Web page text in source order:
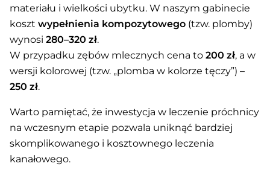
materiału i wielkości ubytku. W naszym gabinecie
koszt wypełnienia kompozytowego (tzw. plomby)
wynosi 280–320 zł.
W przypadku zębów mlecznych cena to 200 zł, a w
wersji kolorowej (tzw. „plomba w kolorze tęczy”) –
250 zł.
Warto pamiętać, że inwestycja w leczenie próchnicy
na wczesnym etapie pozwala uniknąć bardziej
skomplikowanego i kosztownego leczenia
kanałowego.